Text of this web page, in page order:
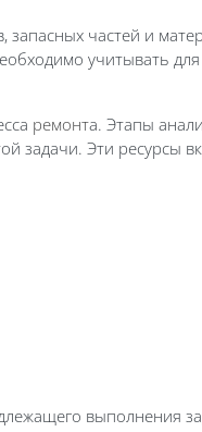
частей и
учитывать
ремонта. Этапы
задачи. Эти ресурсы
выполнения